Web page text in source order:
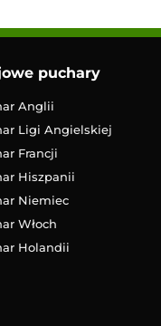
puchary
Anglii
Ligi Angielskiej
Francji
Hiszpanii
Niemiec
Włoch
Holandii